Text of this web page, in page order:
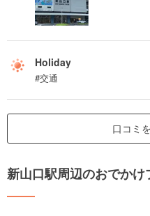
Holiday
#交通
口コミ
新山口駅周辺のおでかけ